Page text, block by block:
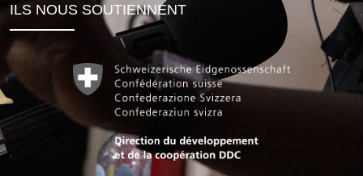
ILS NOUS SOUTIENNENT